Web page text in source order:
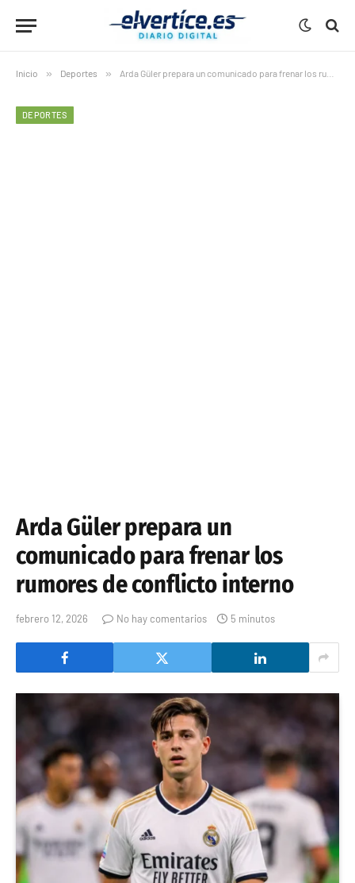
Inicio » Deportes » Arda Güler prepara un comunicado para frenar los rumores de conflicto interno
DEPORTES
Arda Güler prepara un
comunicado para frenar los
rumores de conflicto interno
febrero 12, 2026 No hay comentarios 5 minutos